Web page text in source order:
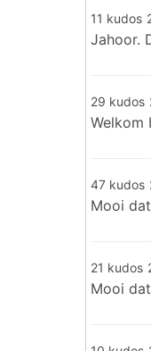
11 kudos
Jahoor.
29 kudos
Welkom
47 kudos
Mooi
21 kudos
Mooi